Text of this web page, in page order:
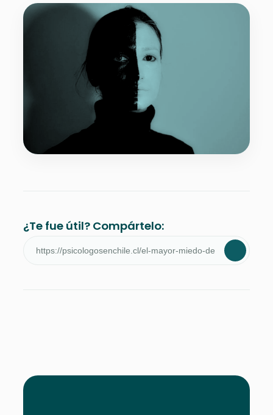
¿Te fue útil? Compártelo: